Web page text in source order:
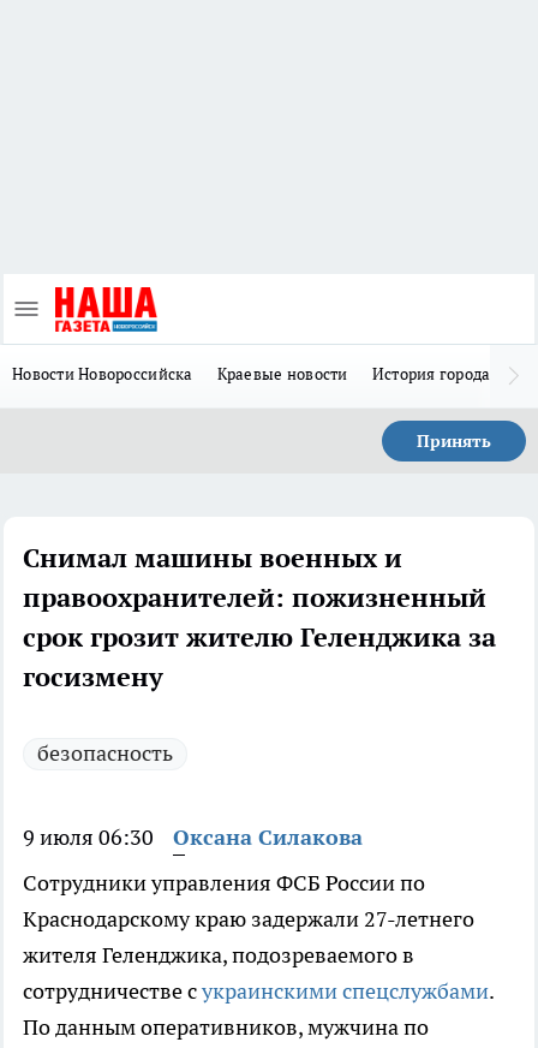
Новости Новороссийска Краевые новости История города Н
Принять
Снимал машины военных и
правоохранителей: пожизненный
срок грозит жителю Геленджика за
госизмену
безопасность
9 июля 06:30
Оксана Силакова
Сотрудники управления ФСБ России по
Краснодарскому краю задержали 27-летнего
жителя Геленджика, подозреваемого в
сотрудничестве сукраинскими спецслужбами.
По данным оперативников, мужчина по